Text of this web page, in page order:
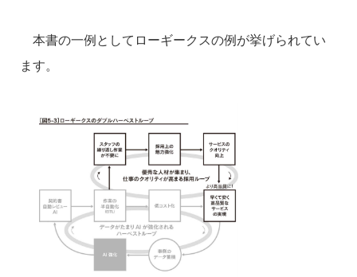
本書の一例としてローギークスの例が挙げられてい
ます。